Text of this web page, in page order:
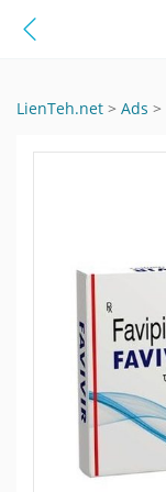
LienTeh.net > Ads >